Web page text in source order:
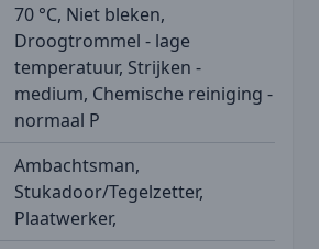
70 °C, Niet bleken,
Droogtrommel - lage
temperatuur, Strijken -
medium, Chemische reiniging -
normaal P
Ambachtsman,
Stukadoor/Tegelzetter,
Plaatwerker,